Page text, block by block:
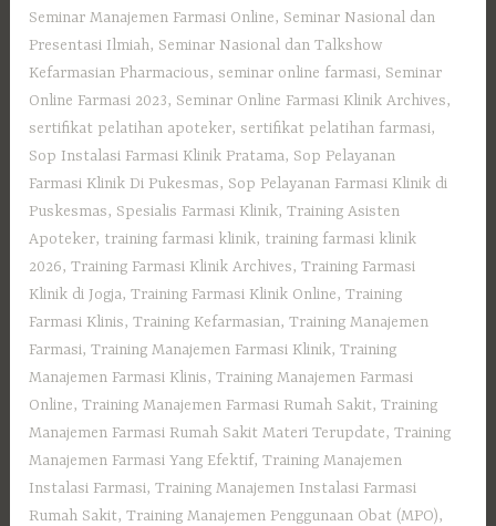
Seminar Manajemen Farmasi Online, Seminar Nasional dan
Presentasi Ilmiah, Seminar Nasional dan Talkshow
Kefarmasian Pharmacious,seminar online farmasi, Seminar
Online Farmasi 2023, Seminar Online Farmasi Klinik Archives,
sertifikat pelatihan apoteker,sertifikat pelatihan farmasi,
Sop Instalasi Farmasi Klinik Pratama, Sop Pelayanan
Farmasi Klinik Di Pukesmas, Sop Pelayanan Farmasi Klinik di
Puskesmas, Spesialis Farmasi Klinik,Training Asisten
Apoteker, training farmasi klinik, training farmasi klinik
2026,Training Farmasi Klinik Archives,Training Farmasi
Klinik di Jogja,Training Farmasi Klinik Online,Training
Farmasi Klinis,Training Kefarmasian,Training Manajemen
Farmasi,Training Manajemen Farmasi Klinik,Training
Manajemen Farmasi Klinis,Training Manajemen Farmasi
Online,Training Manajemen Farmasi Rumah Sakit,Training
Manajemen Farmasi Rumah Sakit Materi Terupdate,Training
Manajemen Farmasi Yang Efektif,Training Manajemen
Instalasi Farmasi,Training Manajemen Instalasi Farmasi
Rumah Sakit,Training Manajemen Penggunaan Obat (MPO),